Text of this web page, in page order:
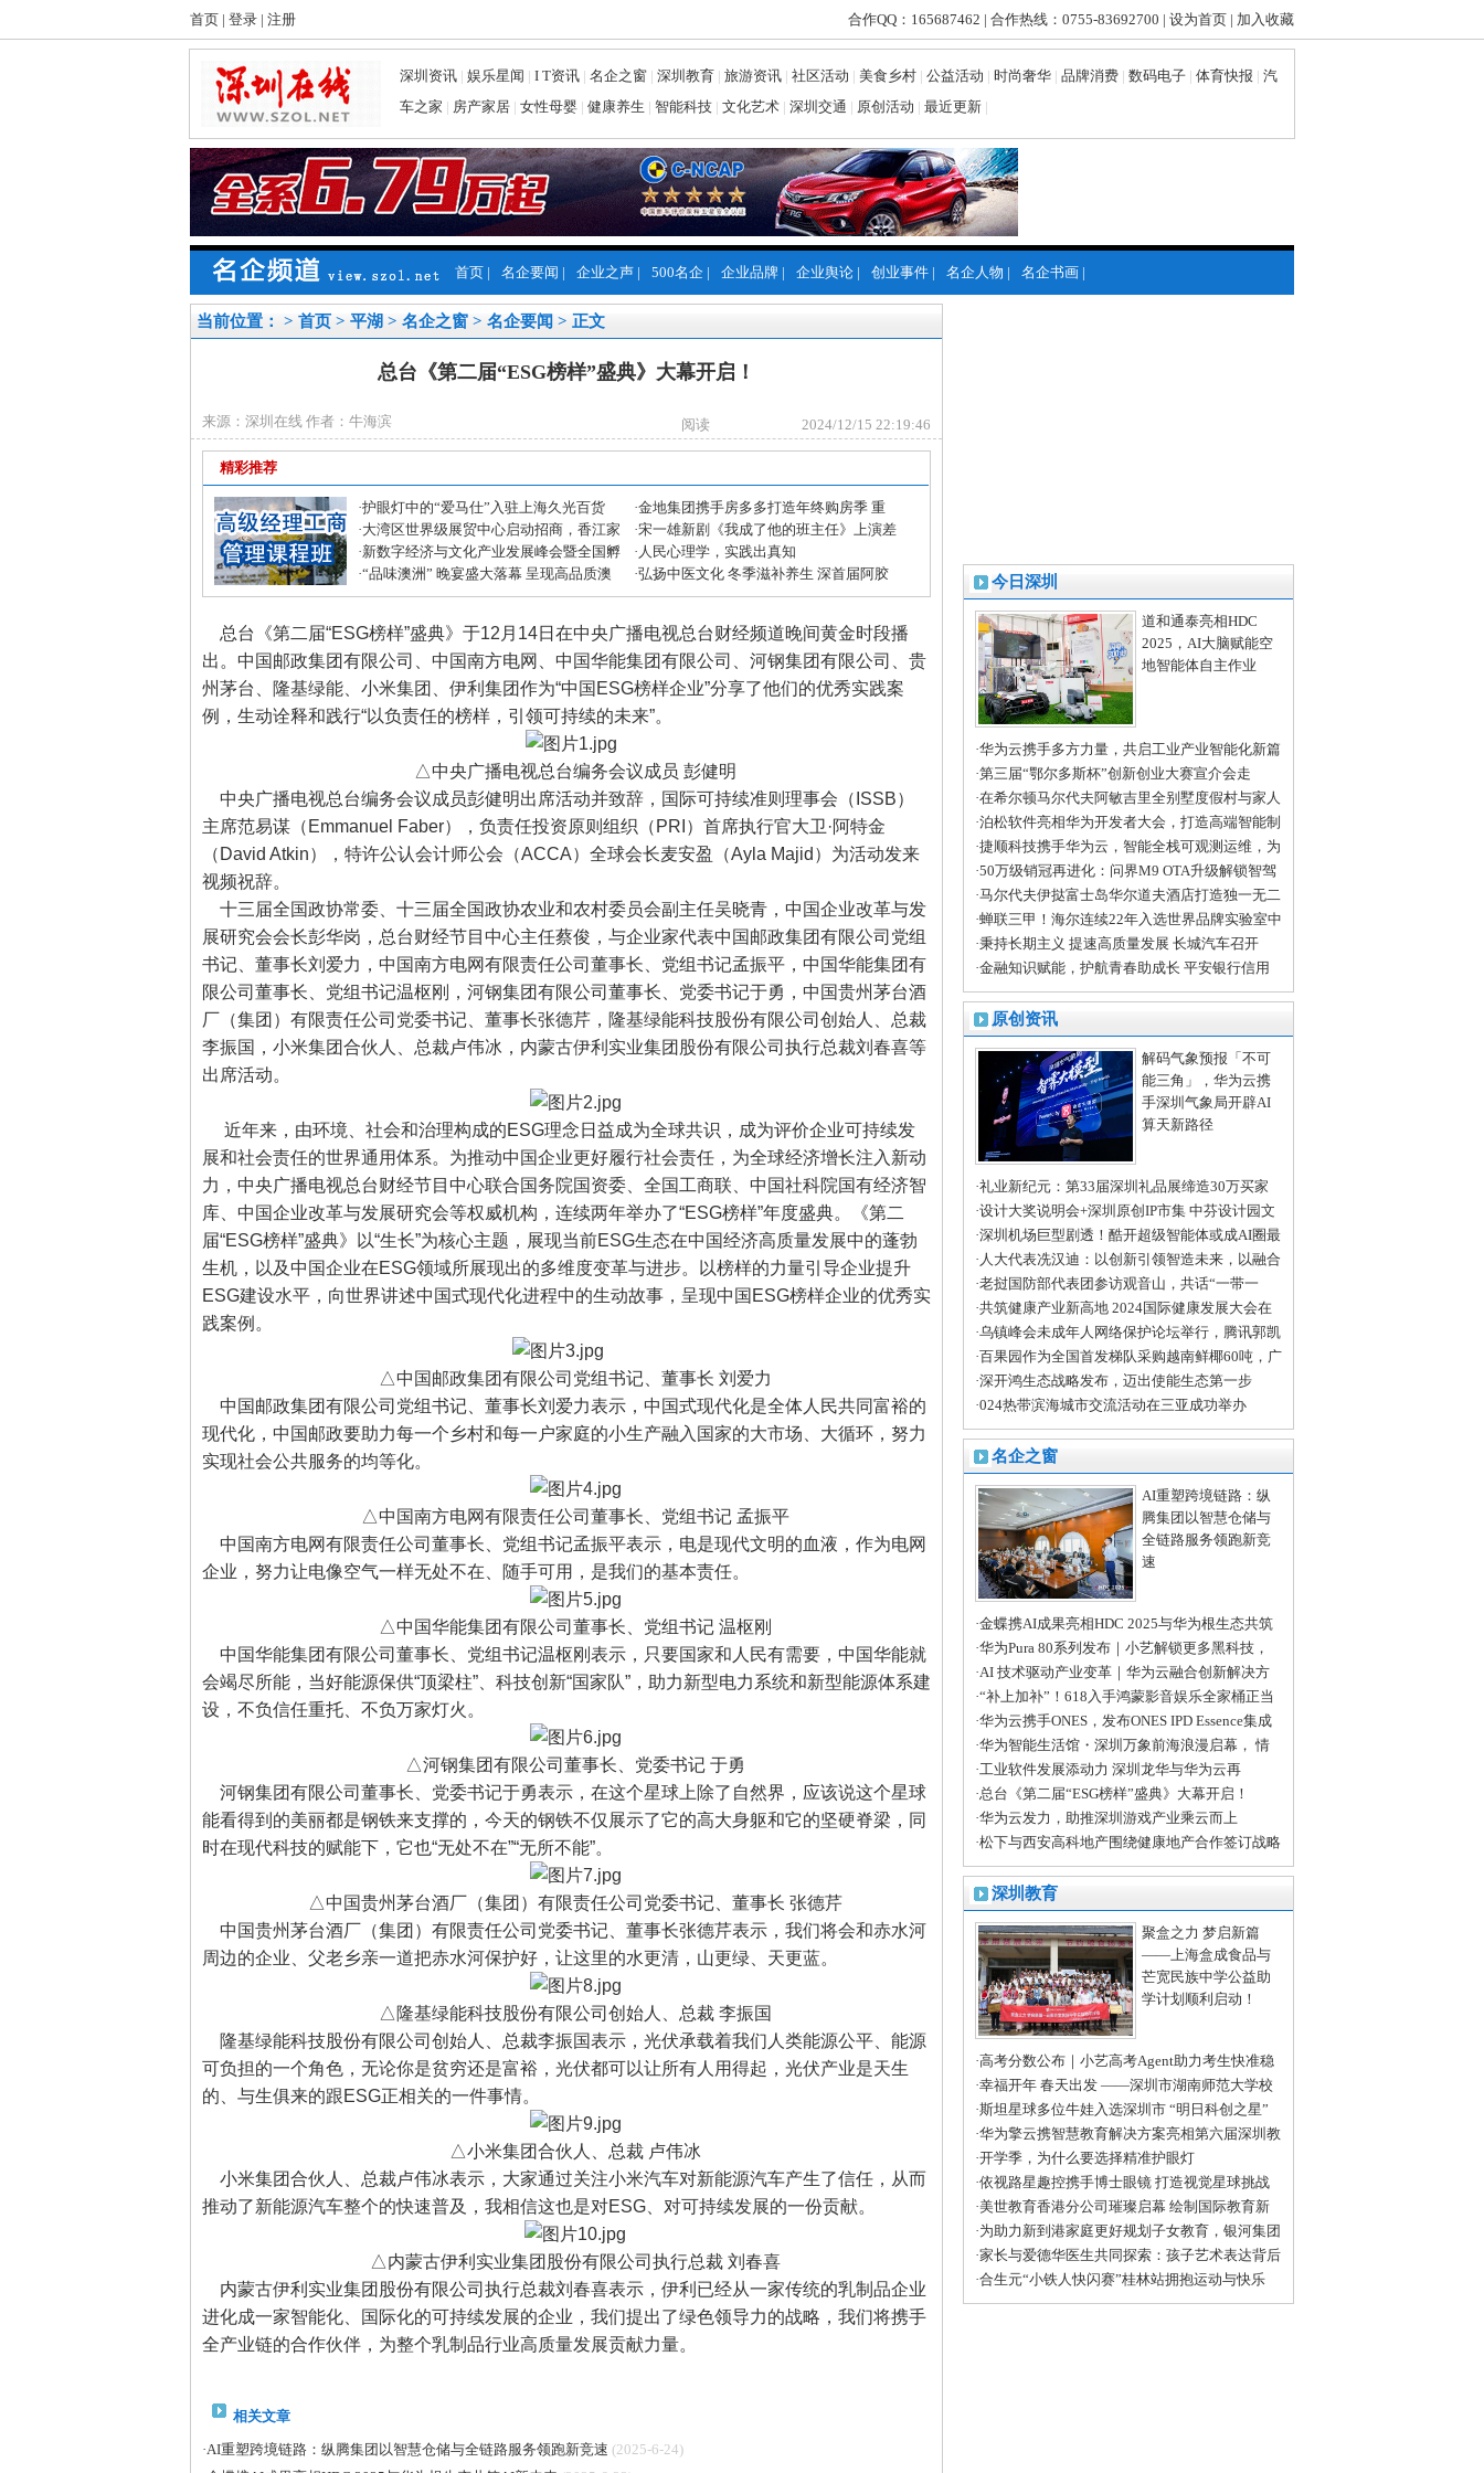
合作QQ：165687462 | 合作热线：0755-83692700 | 设为首页 | 加入收藏
首页 | 登录 | 注册
深圳资讯 | 娱乐星闻 | I T资讯 | 名企之窗 | 深圳教育 | 旅游资讯 | 社区活动 | 美食乡村 | 公益活动 | 时尚奢华 | 品牌消费 | 数码电子 | 体育快报 | 汽
车之家 | 房产家居 | 女性母婴 | 健康养生 | 智能科技 | 文化艺术 | 深圳交通 | 原创活动 | 最近更新 |
首页 | 名企要闻 | 企业之声 | 500名企 | 企业品牌 | 企业舆论 | 创业事件 | 名企人物 | 名企书画 |
今日深圳
道和通泰亮相HDC
2025，AI大脑赋能空
地智能体自主作业
·华为云携手多方力量，共启工业产业智能化新篇
章
·第三届“鄂尔多斯杯”创新创业大赛宣介会走
进“创新之都”深圳、“北国春城”长春
·在希尔顿马尔代夫阿敏吉里全别墅度假村与家人
一起庆祝假期时光
·泊松软件亮相华为开发者大会，打造高端智能制
造全场景解决方案
·捷顺科技携手华为云，智能全栈可观测运维，为
智慧停车系统保驾护航
·50万级销冠再进化：问界M9 OTA升级解锁智驾
全场景无断点通行
·马尔代夫伊挞富士岛华尔道夫酒店打造独一无二
法拉利定制体验
·蝉联三甲！海尔连续22年入选世界品牌实验室中
国500最具价值品牌
·秉持长期主义 提速高质量发展 长城汽车召开
2024年年度股东大会交流会
·金融知识赋能，护航青春助成长 平安银行信用
卡中心为深圳技术大学学子上好金融“必修课”
原创资讯
解码气象预报「不可
能三角」，华为云携
手深圳气象局开辟AI
算天新路径
·礼业新纪元：第33届深圳礼品展缔造30万买家
的全球商贸盛宴
·设计大奖说明会+深圳原创IP市集 中芬设计园文
博会分会场亮点纷呈
·深圳机场巨型剧透！酷开超级智能体或成AI圈最
大变量
· 人大代表冼汉迪：以创新引领智造未来，以融合
共进发展新质生产力
·老挝国防部代表团参访观音山，共话“一带一
路”新发展
·共筑健康产业新高地 2024国际健康发展大会在
长沙举行
·乌镇峰会未成年人网络保护论坛举行，腾讯郭凯
天：多方共治护航未成年人成长
·百果园作为全国首发梯队采购越南鲜椰60吨，广
深门店开售在即
·深开鸿生态战略发布，迈出使能生态第一步
·024热带滨海城市交流活动在三亚成功举办
名企之窗
AI重塑跨境链路：纵
腾集团以智慧仓储与
全链路服务领跑新竞
速
·金蝶携AI成果亮相HDC 2025与华为根生态共筑
AI新未来
·华为Pura 80系列发布｜小艺解锁更多黑科技，
边看边聊边思考
·AI 技术驱动产业变革｜华为云融合创新解决方
案，助力龙岗工业智能化升级
·“补上加补”！618入手鸿蒙影音娱乐全家桶正当
时
·华为云携手ONES，发布ONES IPD Essence集成
产品研发精要解决方案
·华为智能生活馆・深圳万象前海浪漫启幕， 情
人节“圳”好遇见你！
·工业软件发展添动力 深圳龙华与华为云再
聚“首”
·总台《第二届“ESG榜样”盛典》大幕开启！
·华为云发力，助推深圳游戏产业乘云而上
·松下与西安高科地产围绕健康地产合作签订战略
合作协议
深圳教育
聚盒之力 梦启新篇
——上海盒成食品与
芒宽民族中学公益助
学计划顺利启动！
·高考分数公布｜小艺高考Agent助力考生快准稳
填报目标院校和专业
·幸福开年 春天出发 ——深圳市湖南师范大学校
友会2025新春开年庆成功举办
·斯坦星球多位牛娃入选深圳市 “明日科创之星”
市级推荐名单
·华为擎云携智慧教育解决方案亮相第六届深圳教
育装备博览会
·开学季，为什么要选择精准护眼灯
·依视路星趣控携手博士眼镜 打造视觉星球挑战
科普体验日深圳站活动
·美世教育香港分公司璀璨启幕 绘制国际教育新
蓝图
·为助力新到港家庭更好规划子女教育，银河集团
联名帆书推出线下教育沙龙
·家长与爱德华医生共同探索：孩子艺术表达背后
的情感世界
·合生元“小铁人快闪赛”桂林站拥抱运动与快乐
当前位置： > 首页 > 平湖 > 名企之窗 > 名企要闻 > 正文
总台《第二届“ESG榜样”盛典》大幕开启！
阅读 2024/12/15 22:19:46
来源：深圳在线 作者：牛海滨
精彩推荐
·护眼灯中的“爱马仕”入驻上海久光百货 ·金地集团携手房多多打造年终购房季 重
磅优惠助力美好生活
·大湾区世界级展贸中心启动招商，香江家
居打造建材家居业“东方米兰展”
·宋一雄新剧《我成了他的班主任》上演差
生逆袭
·新数字经济与文化产业发展峰会暨全国孵
化中心年度盛典圆满收官
· 人民心理学，实践出真知
·“品味澳洲” 晚宴盛大落幕 呈现高品质澳
式美味
·弘扬中医文化 冬季滋补养生 深首届阿胶
滋补节掀起鹏城养生潮
总台《第二届“ESG榜样”盛典》于12月14日在中央广播电视总台财经频道晚间黄金时段播
出。中国邮政集团有限公司、中国南方电网、中国华能集团有限公司、河钢集团有限公司、贵
州茅台、隆基绿能、小米集团、伊利集团作为“中国ESG榜样企业”分享了他们的优秀实践案
例，生动诠释和践行“以负责任的榜样，引领可持续的未来”。
△中央广播电视总台编务会议成员 彭健明
中央广播电视总台编务会议成员彭健明出席活动并致辞，国际可持续准则理事会（ISSB）
主席范易谋（Emmanuel Faber），负责任投资原则组织（PRI）首席执行官大卫·阿特金
（David Atkin），特许公认会计师公会（ACCA）全球会长麦安盈（Ayla Majid）为活动发来
视频祝辞。
十三届全国政协常委、十三届全国政协农业和农村委员会副主任吴晓青，中国企业改革与发
展研究会会长彭华岗，总台财经节目中心主任蔡俊，与企业家代表中国邮政集团有限公司党组
书记、董事长刘爱力，中国南方电网有限责任公司董事长、党组书记孟振平，中国华能集团有
限公司董事长、党组书记温枢刚，河钢集团有限公司董事长、党委书记于勇，中国贵州茅台酒
厂（集团）有限责任公司党委书记、董事长张德芹，隆基绿能科技股份有限公司创始人、总裁
李振国，小米集团合伙人、总裁卢伟冰，内蒙古伊利实业集团股份有限公司执行总裁刘春喜等
出席活动。
近年来，由环境、社会和治理构成的ESG理念日益成为全球共识，成为评价企业可持续发
展和社会责任的世界通用体系。为推动中国企业更好履行社会责任，为全球经济增长注入新动
力，中央广播电视总台财经节目中心联合国务院国资委、全国工商联、中国社科院国有经济智
库、中国企业改革与发展研究会等权威机构，连续两年举办了“ESG榜样”年度盛典。《第二
届“ESG榜样”盛典》以“生长”为核心主题，展现当前ESG生态在中国经济高质量发展中的蓬勃
生机，以及中国企业在ESG领域所展现出的多维度变革与进步。以榜样的力量引导企业提升
ESG建设水平，向世界讲述中国式现代化进程中的生动故事，呈现中国ESG榜样企业的优秀实
践案例。
△中国邮政集团有限公司党组书记、董事长 刘爱力
中国邮政集团有限公司党组书记、董事长刘爱力表示，中国式现代化是全体人民共同富裕的
现代化，中国邮政要助力每一个乡村和每一户家庭的小生产融入国家的大市场、大循环，努力
实现社会公共服务的均等化。
△中国南方电网有限责任公司董事长、党组书记 孟振平
中国南方电网有限责任公司董事长、党组书记孟振平表示，电是现代文明的血液，作为电网
企业，努力让电像空气一样无处不在、随手可用，是我们的基本责任。
△中国华能集团有限公司董事长、党组书记 温枢刚
中国华能集团有限公司董事长、党组书记温枢刚表示，只要国家和人民有需要，中国华能就
会竭尽所能，当好能源保供“顶梁柱”、科技创新“国家队”，助力新型电力系统和新型能源体系建
设，不负信任重托、不负万家灯火。
△河钢集团有限公司董事长、党委书记 于勇
河钢集团有限公司董事长、党委书记于勇表示，在这个星球上除了自然界，应该说这个星球
能看得到的美丽都是钢铁来支撑的，今天的钢铁不仅展示了它的高大身躯和它的坚硬脊梁，同
时在现代科技的赋能下，它也“无处不在”“无所不能”。
△中国贵州茅台酒厂（集团）有限责任公司党委书记、董事长 张德芹
中国贵州茅台酒厂（集团）有限责任公司党委书记、董事长张德芹表示，我们将会和赤水河
周边的企业、父老乡亲一道把赤水河保护好，让这里的水更清，山更绿、天更蓝。
△隆基绿能科技股份有限公司创始人、总裁 李振国
隆基绿能科技股份有限公司创始人、总裁李振国表示，光伏承载着我们人类能源公平、能源
可负担的一个角色，无论你是贫穷还是富裕，光伏都可以让所有人用得起，光伏产业是天生
的、与生俱来的跟ESG正相关的一件事情。
△小米集团合伙人、总裁 卢伟冰
小米集团合伙人、总裁卢伟冰表示，大家通过关注小米汽车对新能源汽车产生了信任，从而
推动了新能源汽车整个的快速普及，我相信这也是对ESG、对可持续发展的一份贡献。
△内蒙古伊利实业集团股份有限公司执行总裁 刘春喜
内蒙古伊利实业集团股份有限公司执行总裁刘春喜表示，伊利已经从一家传统的乳制品企业
进化成一家智能化、国际化的可持续发展的企业，我们提出了绿色领导力的战略，我们将携手
全产业链的合作伙伴，为整个乳制品行业高质量发展贡献力量。
相关文章
·AI重塑跨境链路：纵腾集团以智慧仓储与全链路服务领跑新竞速 (2025-6-24)